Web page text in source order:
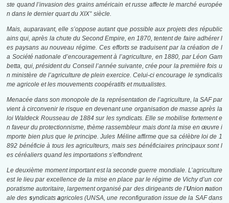
ste quand l’invasion des grains américain et russe affecte le marché europée
n dans le dernier quart du XIX° siècle.
Mais, auparavant, elle s’oppose autant que possible aux projets des républic
ains qui, après la chute du Second Empire, en 1870, tentent de faire adhérer l
es paysans au nouveau régime. Ces efforts se traduisent par la création de l
a Société nationale d’encouragement à l’agriculture, en 1880, par Léon Gam
betta, qui, président du Conseil l’année suivante, crée pour la première fois u
n ministère de l’agriculture de plein exercice. Celui-ci encourage le syndicalis
me agricole et les mouvements coopératifs et mutualistes.
Menacée dans son monopole de la représentation de l’agriculture, la SAF par
vient à circonvenir le risque en devenant une organisation de masse après la
loi Waldeck Rousseau de 1884 sur les syndicats. Elle se mobilise fortement e
n faveur du protectionnisme, thème rassembleur mais dont la mise en œuvre i
mporte bien plus que le principe. Jules Méline affirme que sa célèbre loi de 1
892 bénéficie à tous les agriculteurs, mais ses bénéficiaires principaux sont l
es céréaliers quand les importations s’effondrent.
Le deuxième moment important est la seconde guerre mondiale. L’agriculture
est le lieu par excellence de la mise en place par le régime de Vichy d’un cor
poratisme autoritaire, largement organisé par des dirigeants de l’Union nation
ale des syndicats agricoles (UNSA, une reconfiguration issue de la SAF dans